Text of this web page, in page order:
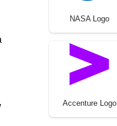
NASA Logo
Accenture Logo